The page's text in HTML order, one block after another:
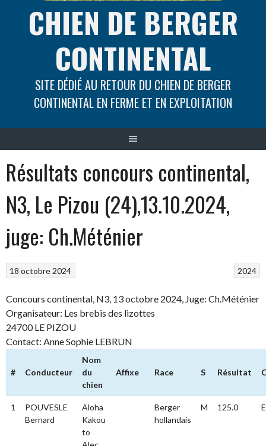
CHIEN DE BERGER
CONTINENTAL
SITE DÉDIÉ AU RETOUR DU CHIEN DE BERGER
CONTINENTAL EN FERME ET EN EXPLOITATION
Résultats concours continental,
N3, Le Pizou (24),13.10.2024,
juge: Ch.Méténier
2024
18 octobre 2024
Concours continental, N3, 13 octobre 2024, Juge: Ch.Méténier
Organisateur: Les brebis des lizottes
24700 LE PIZOU
Contact: Anne Sophie LEBRUN
# Conducteur
Nom
du
chien
Affixe Race S Résultat
1
POUVESLE
Bernard
Aloha
Kakou
to
Berger
hollandais
M 125.0